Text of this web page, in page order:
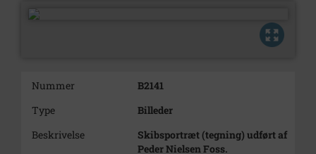
Nummer
B2141
Type
Billeder
Beskrivelse
Skibsportræt (tegning) udført af
Peder Nielsen Foss.